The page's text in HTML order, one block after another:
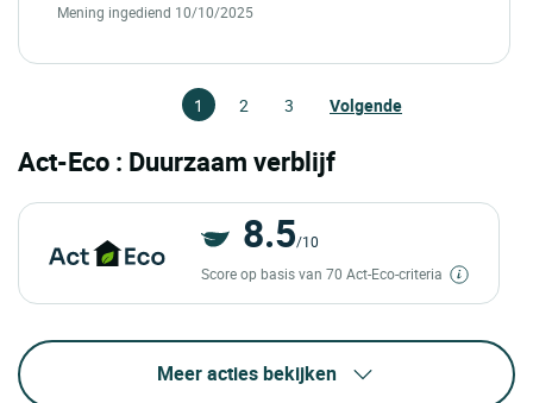
Mening ingediend 10/10/2025
1 2 3 Volgende
Act-Eco : Duurzaam verblijf
8.5/10
Score op basis van 70 Act-Eco-criteria
Meer acties bekijken